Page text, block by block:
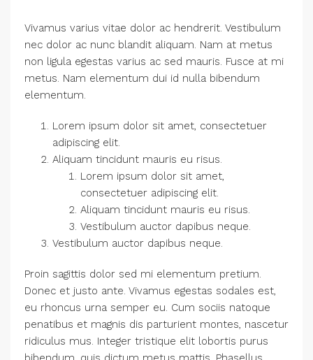
Vivamus varius vitae dolor ac hendrerit. Vestibulum
nec dolor ac nunc blandit aliquam. Nam at metus
non ligula egestas varius ac sed mauris. Fusce at mi
metus. Nam elementum dui id nulla bibendum
elementum.
Lorem ipsum dolor sit amet, consectetuer
adipiscing elit.
Aliquam tincidunt mauris eu risus.
Lorem ipsum dolor sit amet,
consectetuer adipiscing elit.
Aliquam tincidunt mauris eu risus.
Vestibulum auctor dapibus neque.
Vestibulum auctor dapibus neque.
Proin sagittis dolor sed mi elementum pretium.
Donec et justo ante. Vivamus egestas sodales est,
eu rhoncus urna semper eu. Cum sociis natoque
penatibus et magnis dis parturient montes, nascetur
ridiculus mus. Integer tristique elit lobortis purus